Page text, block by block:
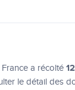
a récolté
le détail des